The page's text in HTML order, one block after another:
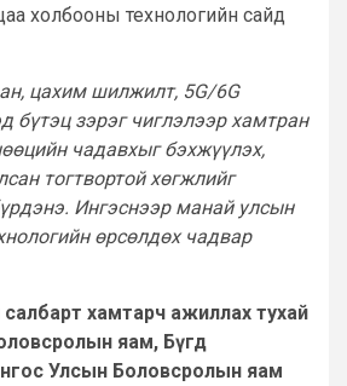
холбооны технологийн сайд
цахим шилжилт, 5G/6G
бүтэц зэрэг чиглэлээр хамтран
чадавхыг бэхжүүлэх,
тогтвортой хөгжлийг
Ингэснээр манай улсын
өрсөлдөх чадвар
хамтарч ажиллах тухай
яам, Бүгд
Улсын Боловсролын яам